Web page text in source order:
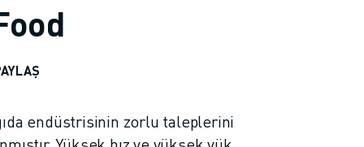
endüstrisinin zorlu taleplerini